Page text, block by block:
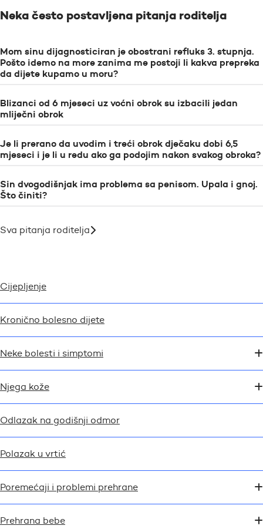
Neka često postavljena pitanja roditelja
Mom sinu dijagnosticiran je obostrani refluks 3. stupnja.
Pošto idemo na more zanima me postoji li kakva prepreka
da dijete kupamo u moru?
Blizanci od 6 mjeseci uz voćni obrok su izbacili jedan
mliječni obrok
Je li prerano da uvodim i treći obrok dječaku dobi 6,5
mjeseci i je li u redu ako ga podojim nakon svakog obroka?
Sin dvogodišnjak ima problema sa penisom. Upala i gnoj.
Što činiti?
Sva pitanja roditelja
Cijepljenje
Kronično bolesno dijete
Neke bolesti i simptomi
Njega kože
Odlazak na godišnji odmor
Polazak u vrtić
Poremećaji i problemi prehrane
Prehrana bebe